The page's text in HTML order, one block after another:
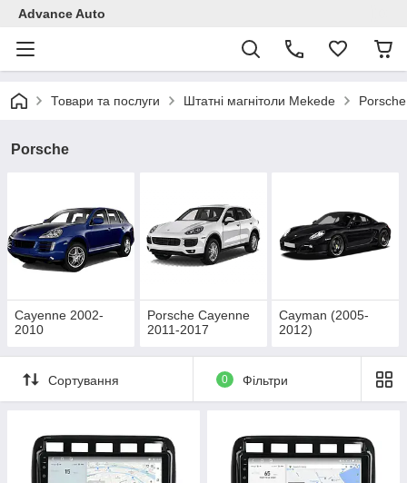
Advance Auto
Товари та послуги Штатні магнітоли Mekede Porsche
Porsche
Cayenne 2002-
2010
Porsche Cayenne
2011-2017
Cayman (2005-
2012)
Сортування 0 Фільтри